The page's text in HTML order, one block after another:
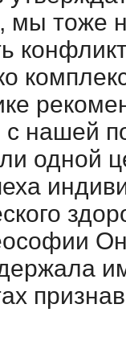
тоже
нашей
одной